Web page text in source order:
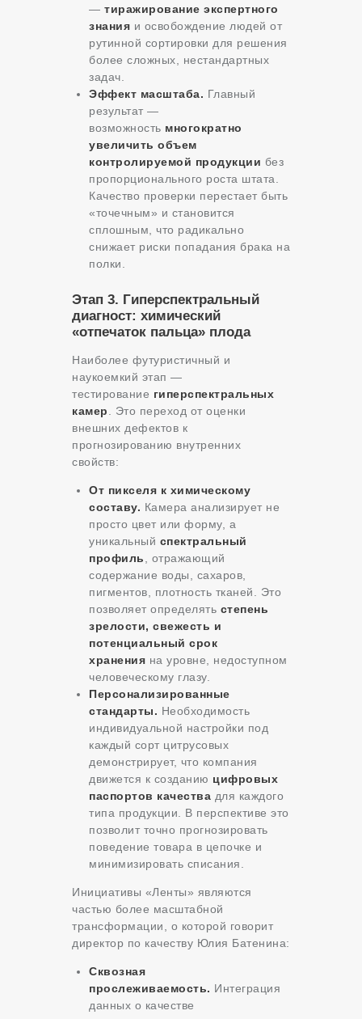
— тиражирование экспертного
знания и освобождение людей от
рутинной сортировки для решения
более сложных, нестандартных
задач.
Эффект масштаба. Главный
результат —
возможность многократно
увеличить объем
контролируемой продукции без
пропорционального роста штата.
Качество проверки перестает быть
«точечным» и становится
сплошным, что радикально
снижает риски попадания брака на
полки.
Этап 3. Гиперспектральный
диагност: химический
«отпечаток пальца» плода
Наиболее футуристичный и
наукоемкий этап —
тестирование гиперспектральных
камер . Это переход от оценки
внешних дефектов к
прогнозированию внутренних
свойств:
От пикселя к химическому
составу. Камера анализирует не
просто цвет или форму, а
уникальный спектральный
профиль , отражающий
содержание воды, сахаров,
пигментов, плотность тканей. Это
позволяет определять степень
зрелости, свежесть и
потенциальный срок
хранения на уровне, недоступном
человеческому глазу.
Персонализированные
стандарты. Необходимость
индивидуальной настройки под
каждый сорт цитрусовых
демонстрирует, что компания
движется к созданию цифровых
паспортов качества для каждого
типа продукции. В перспективе это
позволит точно прогнозировать
поведение товара в цепочке и
минимизировать списания.
Инициативы «Ленты» являются
частью более масштабной
трансформации, о которой говорит
директор по качеству Юлия Батенина:
Сквозная
прослеживаемость. Интеграция
данных о качестве